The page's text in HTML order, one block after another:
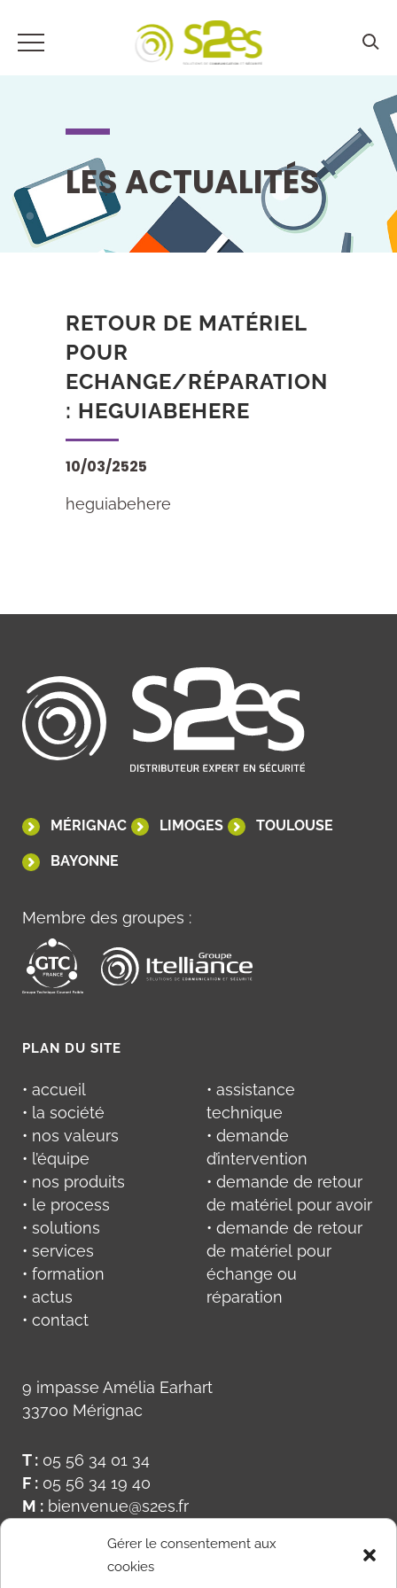
Gérer le consentement aux
cookies
LES ACTUALITÉS
RETOUR DE MATÉRIEL
POUR
ECHANGE/RÉPARATION
: HEGUIABEHERE
10/03/2525
heguiabehere
MÉRIGNAC LIMOGES TOULOUSE
BAYONNE
Membre des groupes :
PLAN DU SITE
• accueil
• la société
• nos valeurs
• l’équipe
• nos produits
• le process
• solutions
• services
• formation
• actus
• contact
• assistance
technique
• demande
d’intervention
• demande de retour
de matériel pour avoir
• demande de retour
de matériel pour
échange ou
réparation
9 impasse Amélia Earhart
33700 Mérignac
T : 05 56 34 01 34
F : 05 56 34 19 40
M : bienvenue@s2es.fr